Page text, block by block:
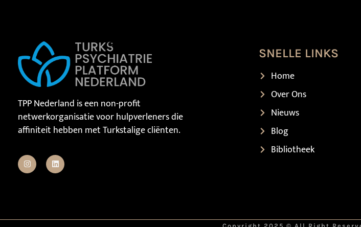
TPP Nederland is een non-profit
netwerkorganisatie voor hulpverleners die
affiniteit hebben met Turkstalige cliënten.
SNELLE LINKS
Home
Over Ons
Nieuws
Blog
Bibliotheek